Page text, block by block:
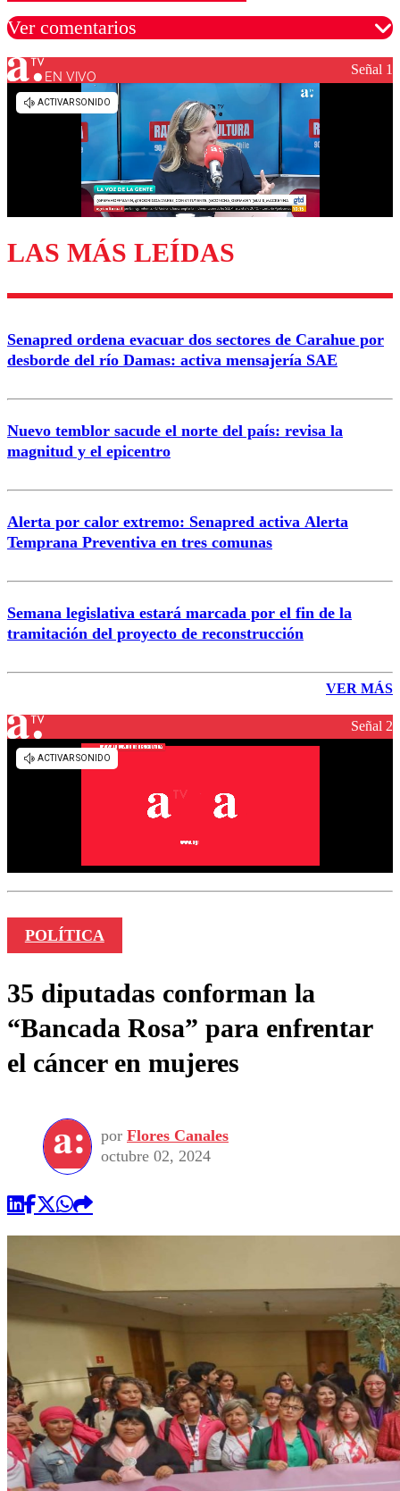
Ver comentarios
Los comentarios son moderados para garantizar un
diálogo respetuoso.
Enviar comentario
EN VIVO Señal 1
LAS MÁS LEÍDAS
Senapred ordena evacuar dos sectores de Carahue por
desborde del río Damas: activa mensajería SAE
Nuevo temblor sacude el norte del país: revisa la
magnitud y el epicentro
Alerta por calor extremo: Senapred activa Alerta
Temprana Preventiva en tres comunas
Semana legislativa estará marcada por el fin de la
tramitación del proyecto de reconstrucción
VER MÁS
Señal 2
POLÍTICA
35 diputadas conforman la
“Bancada Rosa” para enfrentar
el cáncer en mujeres
por Flores Canales
octubre 02, 2024